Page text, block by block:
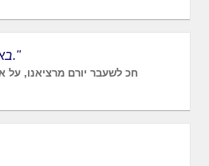
"באת מקלל, יצאת מברך."
חכ לשעבר יורם מרציאנו,